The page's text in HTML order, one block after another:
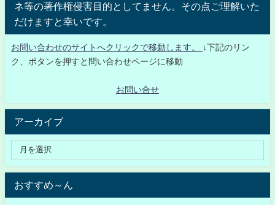
ネ等の著作権侵害目的としてません。その点ご理解いた
だけますと幸いです。
お問い合わせのサイトへクリックで移動します。
↓下記のリン
ク、ボタンを押すと問い合わせページに移動
お問い合せ
アーカイブ
おすすめ～ん